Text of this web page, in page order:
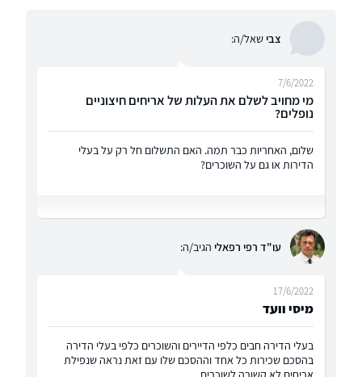
צבישאל/ה:
מי מחויב לשלם את העלות של אריחים חיצוניים
נופלים?
7/6/2022
שלום, האחריות כבר תמה. האם התשלום חל רק על בעלי
הדירות או גם על השוכרים?
עו"ד רפי רפאלי הגיב/ה:
מיסי וועד
17/6/2022
בעלי הדירה חבים כלפי הדיירים והשוכרים כלפי בעלי הדירה
בהסכם שכירות כל אחד וההסכם שלו עם זאת נראה שנפילת